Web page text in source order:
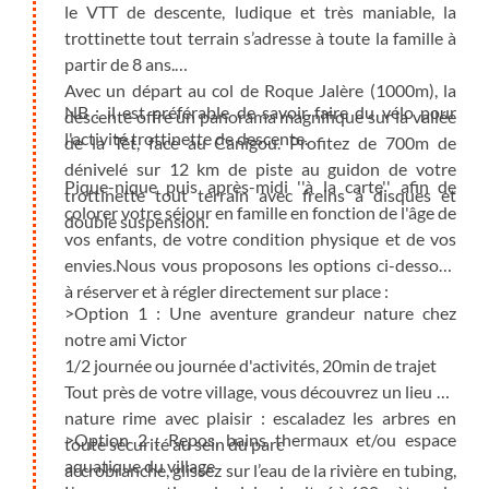
le VTT de descente, ludique et très maniable, la
trottinette tout terrain s’adresse à toute la famille à
partir de 8 ans.
Avec un départ au col de Roque Jalère (1000m), la
descente offre un panorama magnifique sur la vallée
de la Têt, face au Canigou. Profitez de 700m de
dénivelé sur 12 km de piste au guidon de votre
trottinette tout terrain avec freins à disques et
double suspension.
NB : il est préférable de savoir faire du vélo pour
l'activité trottinette de descente.
Pique-nique puis après-midi ''à la carte'' afin de
colorer votre séjour en famille en fonction de l'âge de
vos enfants, de votre condition physique et de vos
envies.Nous vous proposons les options ci-dessous
à réserver et à régler directement sur place :
>Option 1 : Une aventure grandeur nature chez
notre ami Victor
1/2 journée ou journée d'activités, 20min de trajet
Tout près de votre village, vous découvrez un lieu où
nature rime avec plaisir : escaladez les arbres en
toute sécurité au sein du parc
accrobranche, glissez sur l’eau de la rivière en tubing,
>Option 2 : Repos, bains thermaux et/ou espace
aquatique du village